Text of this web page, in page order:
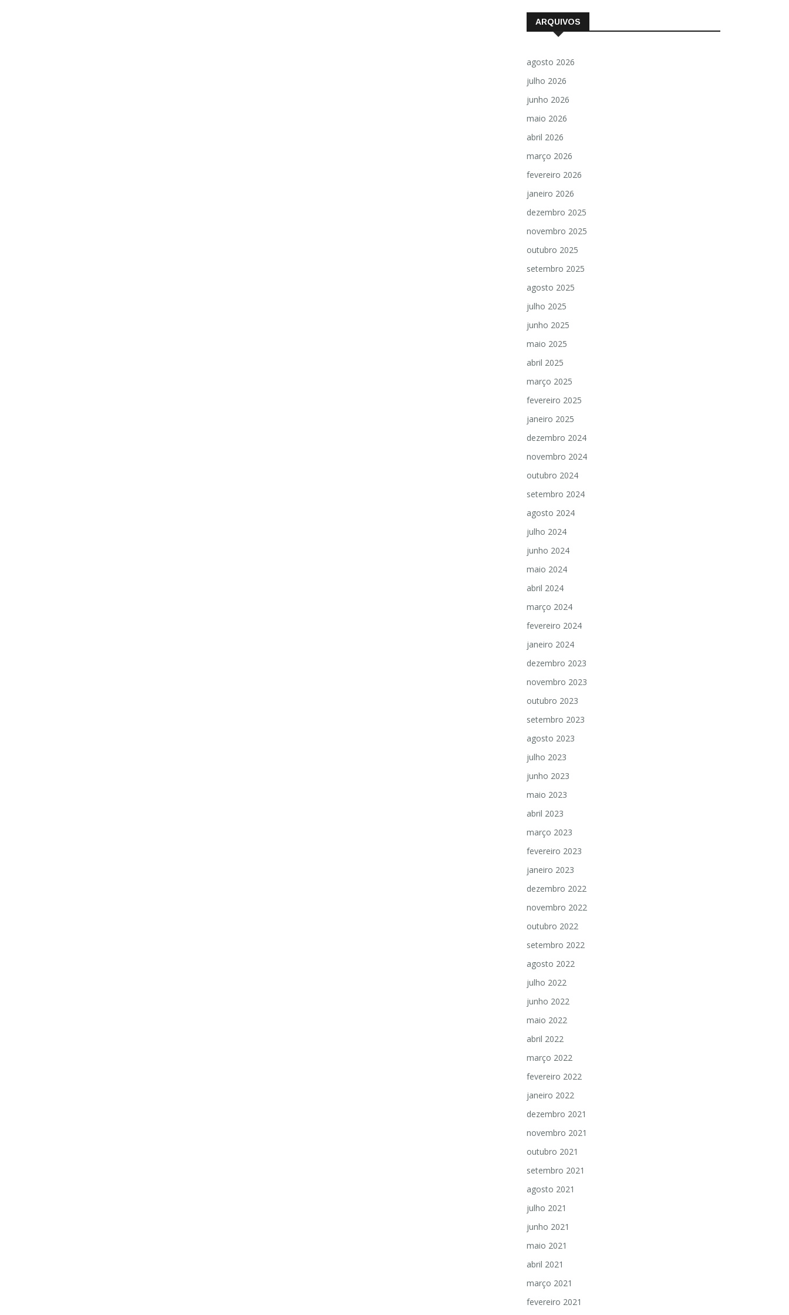
ARQUIVOS
agosto 2026
julho 2026
junho 2026
maio 2026
abril 2026
março 2026
fevereiro 2026
janeiro 2026
dezembro 2025
novembro 2025
outubro 2025
setembro 2025
agosto 2025
julho 2025
junho 2025
maio 2025
abril 2025
março 2025
fevereiro 2025
janeiro 2025
dezembro 2024
novembro 2024
outubro 2024
setembro 2024
agosto 2024
julho 2024
junho 2024
maio 2024
abril 2024
março 2024
fevereiro 2024
janeiro 2024
dezembro 2023
novembro 2023
outubro 2023
setembro 2023
agosto 2023
julho 2023
junho 2023
maio 2023
abril 2023
março 2023
fevereiro 2023
janeiro 2023
dezembro 2022
novembro 2022
outubro 2022
setembro 2022
agosto 2022
julho 2022
junho 2022
maio 2022
abril 2022
março 2022
fevereiro 2022
janeiro 2022
dezembro 2021
novembro 2021
outubro 2021
setembro 2021
agosto 2021
julho 2021
junho 2021
maio 2021
abril 2021
março 2021
fevereiro 2021